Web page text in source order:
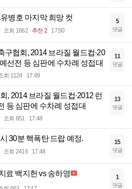
병호 마지막 희망 컷
조회 1662 추천 2 17:50
5
댓글
구협회, 2014 브라질 월드컵·20
선전 등 심판에 수차례 성접대
회 1124 17:49
11
댓글
, 2014 브라질 월드컵·2012 런
등 심판에 수차례 성접대
조회 851 17:48
13
댓글
30분 핵폭탄 드랍 예정.
조회 2416 17:48
15
댓글
료 백지헌 vs 송하영 1
댓글